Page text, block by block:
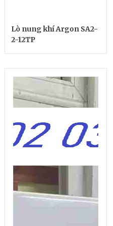
Lò nung khí Argon SA2-
2-12TP